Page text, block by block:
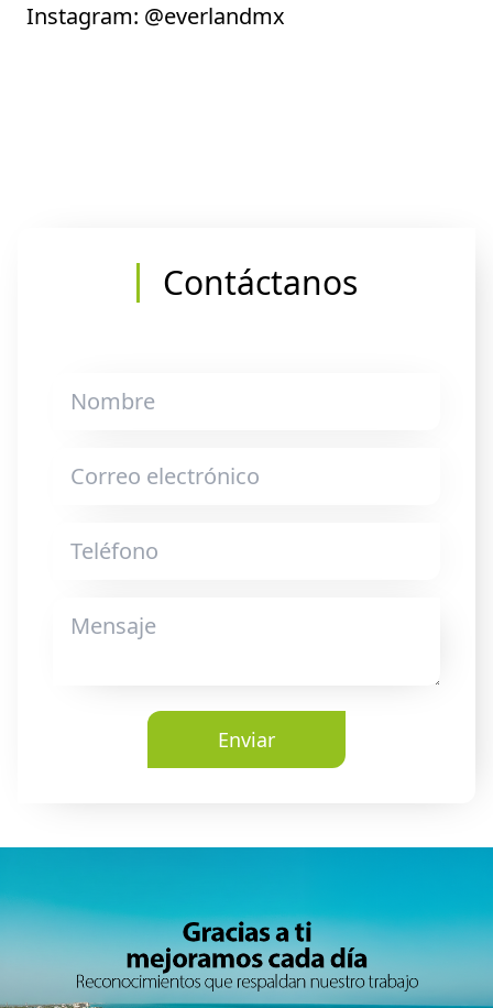
Instagram: @everlandmx
Contáctanos
Enviar